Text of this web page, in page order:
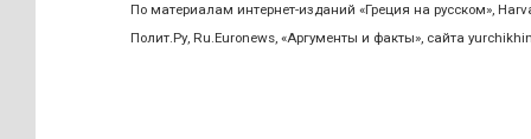
По материалам интернет-изданий «Греция на русском»,
Полит.Ру, Ru.Euronews, «Аргументы и факты», сайта